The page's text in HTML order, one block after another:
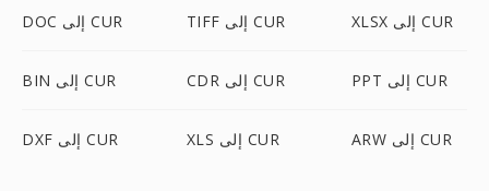
DOC إلى CUR TIFF إلى CUR XLSX إلى CUR
BIN إلى CUR CDR إلى CUR PPT إلى CUR
DXF إلى CUR XLS إلى CUR ARW إلى CUR